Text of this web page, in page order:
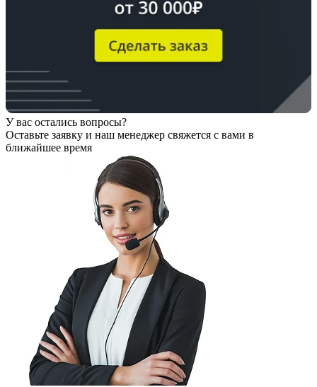
У вас остались вопросы?
Оставьте заявку и наш менеджер свяжется с вами в
ближайшее время